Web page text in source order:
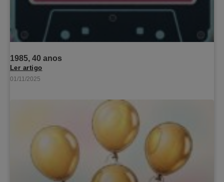
1985, 40 anos
Ler artigo
01/11/2025